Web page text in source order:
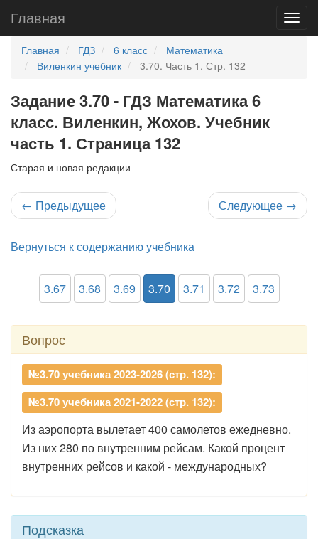
Главная
Главная ГДЗ 6 класс
Математика
Виленкин учебник
3.70. Часть 1. Стр. 132
Задание 3.70 - ГДЗ Математика 6
класс. Виленкин, Жохов. Учебник
часть 1. Страница 132
Старая и новая редакции
← Предыдущее Следующее →
Вернуться к содержанию учебника
3.67 3.68 3.69 3.70 3.71 3.72 3.73
Вопрос
№3.70 учебника 2023-2026 (стр. 132):
№3.70 учебника 2021-2022 (стр. 132):
Из аэропорта вылетает 400 самолетов ежедневно.
Из них 280 по внутренним рейсам. Какой процент
внутренних рейсов и какой - международных?
Подсказка